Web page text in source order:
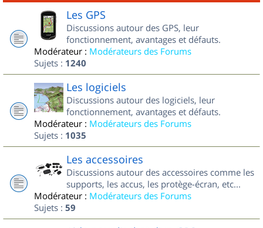
Les GPS
Discussions autour des GPS, leur
fonctionnement, avantages et défauts.
Modérateur : Modérateurs des Forums
Sujets : 1240
Les logiciels
Discussions autour des logiciels, leur
fonctionnement, avantages et défauts.
Modérateur : Modérateurs des Forums
Sujets : 1035
Les accessoires
Discussions autour des accessoires comme les
supports, les accus, les protège-écran, etc...
Modérateur : Modérateurs des Forums
Sujets : 59